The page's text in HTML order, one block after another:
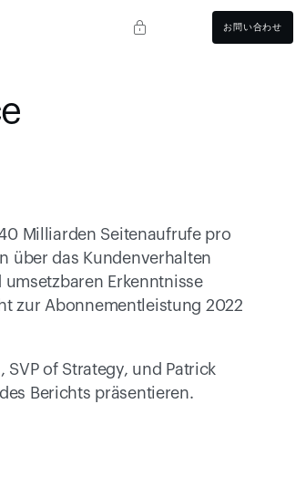
お問い合わせ
Milliarden Seitenaufrufe pro
über das Kundenverhalten
Erkenntnisse
zur Abonnementleistung 2022
of Strategy, und Patrick
Berichts präsentieren.